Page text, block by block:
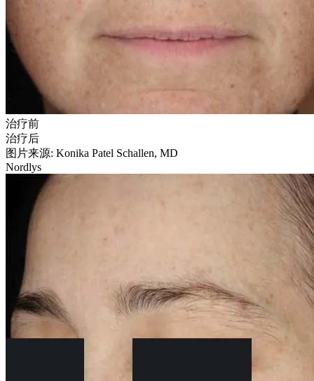
治疗前
治疗后
图片来源: Konika Patel Schallen, MD
Nordlys